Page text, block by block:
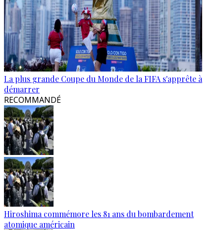
La plus grande Coupe du Monde de la FIFA s'apprête à
démarrer
RECOMMANDÉ
Hiroshima commémore les 81 ans du bombardement
atomique américain